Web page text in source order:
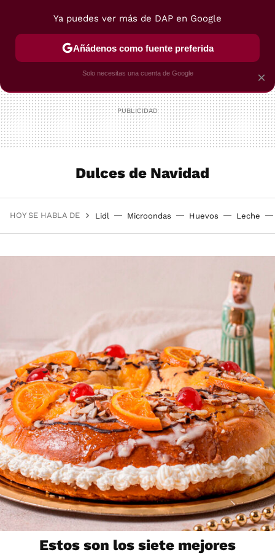
POSTRES VIAJES SELECCIÓN VEGUI
Dulces de Navidad
HOY SE HABLA DE Lidl Microondas Huevos Leche
Estos son los siete mejores
×
Ya puedes ver más de DAP en Google
Añádenos como fuente preferida
Solo necesitas una cuenta de Google